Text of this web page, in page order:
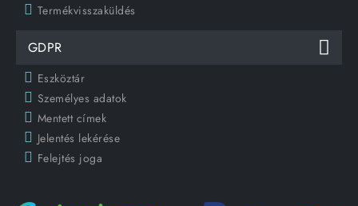
Termékvisszaküldés
GDPR
Eszköztár
Személyes adatok
Mentett címek
Jelentés lekérése
Felejtés joga